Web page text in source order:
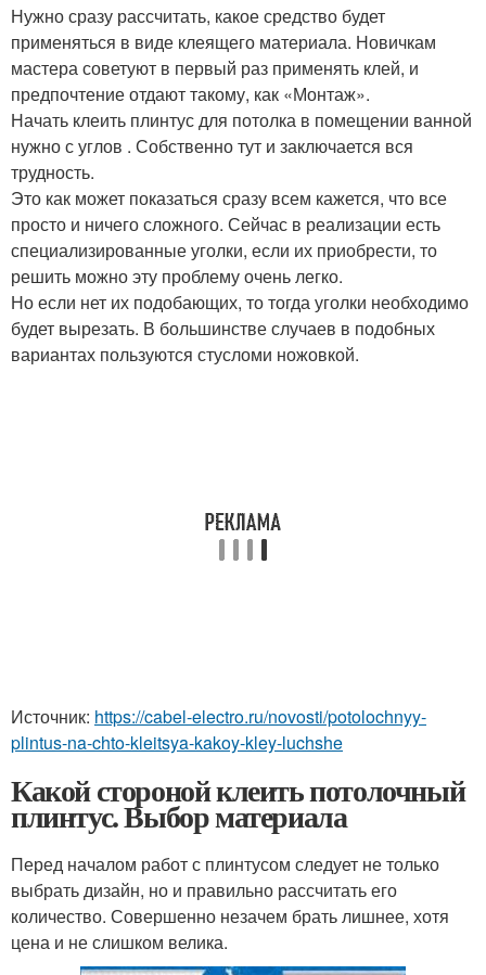
Нужно сразу рассчитать, какое средство будет
применяться в виде клеящего материала. Новичкам
мастера советуют в первый раз применять клей, и
предпочтение отдают такому, как «Монтаж».
Начать клеить плинтус для потолка в помещении ванной
нужно с углов . Собственно тут и заключается вся
трудность.
Это как может показаться сразу всем кажется, что все
просто и ничего сложного. Сейчас в реализации есть
специализированные уголки, если их приобрести, то
решить можно эту проблему очень легко.
Но если нет их подобающих, то тогда уголки необходимо
будет вырезать. В большинстве случаев в подобных
вариантах пользуются стусломи ножовкой.
Источник: https://cabel-electro.ru/novosti/potolochnyy-
plintus-na-chto-kleitsya-kakoy-kley-luchshe
Какой стороной клеить потолочный
плинтус. Выбор материала
Перед началом работ с плинтусом следует не только
выбрать дизайн, но и правильно рассчитать его
количество. Совершенно незачем брать лишнее, хотя
цена и не слишком велика.